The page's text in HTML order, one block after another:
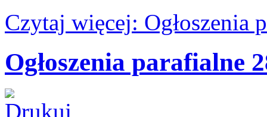
Czytaj więcej: Ogłoszenia
Ogłoszenia parafialne